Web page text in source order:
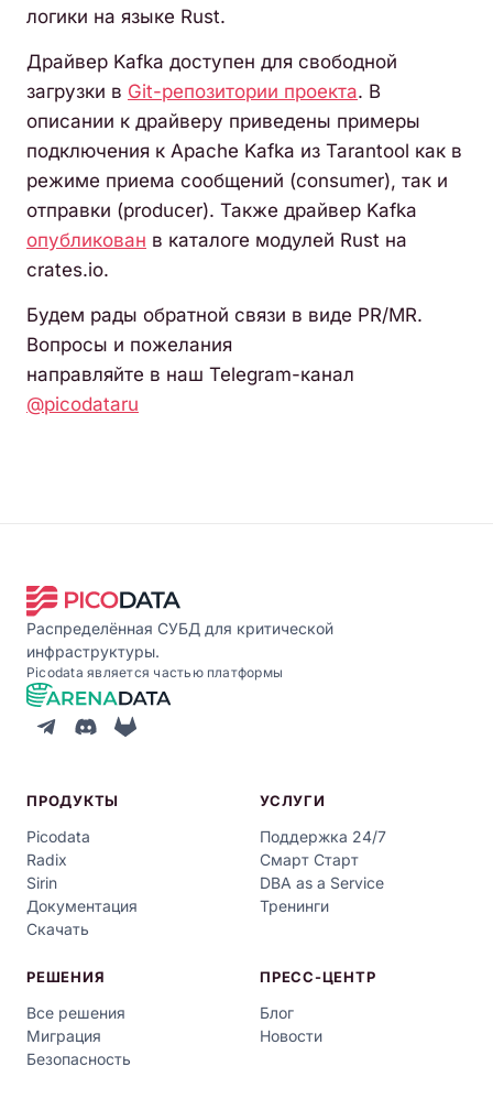
логики на языке Rust.
Драйвер Kafka доступен для свободной
загрузки в Git-репозитории проекта. В
описании к драйверу приведены примеры
подключения к Apache Kafka из Tarantool как в
режиме приема сообщений (consumer), так и
отправки (producer). Также драйвер Kafka
опубликован в каталоге модулей Rust на
crates.io.
Будем рады обратной связи в виде PR/MR.
Вопросы и пожелания
направляйте в наш Telegram-канал
@picodataru
Распределённая СУБД для критической
инфраструктуры.
Picodata является частью платформы
ПРОДУКТЫ
Picodata
Radix
Sirin
Документация
Скачать
УСЛУГИ
Поддержка 24/7
Смарт Старт
DBA as a Service
Тренинги
РЕШЕНИЯ
Все решения
Миграция
Безопасность
ПРЕСС-ЦЕНТР
Блог
Новости